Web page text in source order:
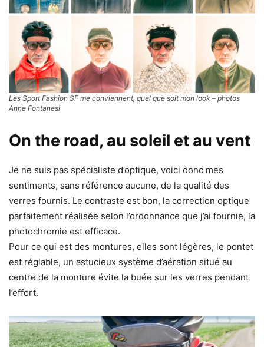
Les Sport Fashion SF me conviennent, quel que soit mon look – photos
Anne Fontanesi
On the road, au soleil et au vent
Je ne suis pas spécialiste d’optique, voici donc mes
sentiments, sans référence aucune, de la qualité des
verres fournis. Le contraste est bon, la correction optique
parfaitement réalisée selon l’ordonnance que j’ai fournie, la
photochromie est efficace.
Pour ce qui est des montures, elles sont légères, le pontet
est réglable, un astucieux système d’aération situé au
centre de la monture évite la buée sur les verres pendant
l’effort.